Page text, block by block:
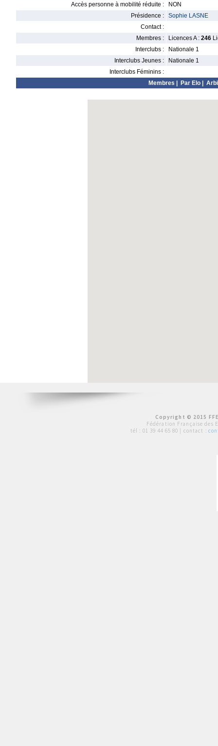
Accès personne à mobilité réduite :
NON
Présidence :
Sophie LASNE
Contact :
Membres :
Licences A : 246
Interclubs :
Nationale 1
Interclubs Jeunes :
Nationale 1
Interclubs Féminins :
Membres
Par Elo
Copyright © 2015
Fédération Française des
tél : 01 39 44 65 80 | contact :